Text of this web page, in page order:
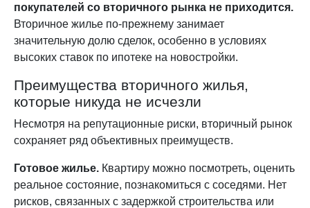
покупателей со вторичного рынка не приходится.
Вторичное жилье по-прежнему занимает
значительную долю сделок, особенно в условиях
высоких ставок по ипотеке на новостройки.
Преимущества вторичного жилья,
которые никуда не исчезли
Несмотря на репутационные риски, вторичный рынок
сохраняет ряд объективных преимуществ.
Готовое жилье. Квартиру можно посмотреть, оценить
реальное состояние, познакомиться с соседями. Нет
рисков, связанных с задержкой строительства или